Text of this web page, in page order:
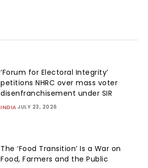
‘Forum for Electoral Integrity’
petitions NHRC over mass voter
disenfranchisement under SIR
INDIA JULY 23, 2026
The ‘Food Transition’ Is a War on
Food, Farmers and the Public